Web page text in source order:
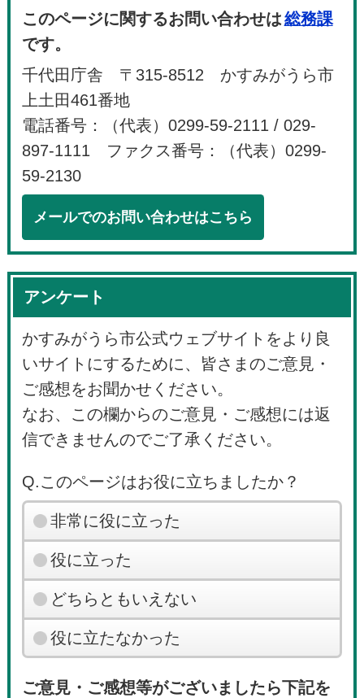
このページに関するお問い合わせは総務課
です。
千代田庁舎 〒315-8512 かすみがうら市
上土田461番地
電話番号：（代表）0299-59-2111 / 029-
897-1111 ファクス番号：（代表）0299-
59-2130
メールでのお問い合わせはこちら
アンケート
かすみがうら市公式ウェブサイトをより良
いサイトにするために、皆さまのご意見・
ご感想をお聞かせください。
なお、この欄からのご意見・ご感想には返
信できませんのでご了承ください。
Q.このページはお役に立ちましたか？
非常に役に立った
役に立った
どちらともいえない
役に立たなかった
ご意見・ご感想等がございましたら下記を